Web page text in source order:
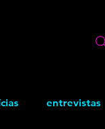
entrevistas